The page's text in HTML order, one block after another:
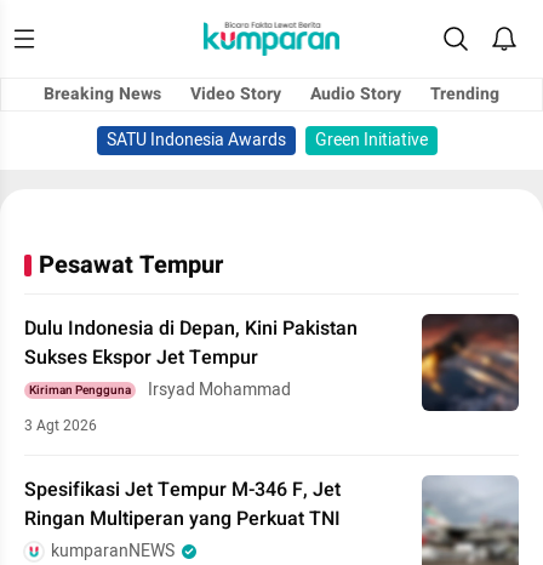
Breaking News Video Story Audio Story
Trending
SATU Indonesia Awards
Green Initiative
Pesawat Tempur
Dulu Indonesia di Depan, Kini Pakistan
Sukses Ekspor Jet Tempur
Kiriman Pengguna Irsyad Mohammad
3 Agt 2026
Spesifikasi Jet Tempur M-346 F, Jet
Ringan Multiperan yang Perkuat TNI
kumparanNEWS